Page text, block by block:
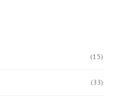
(15)
(33)